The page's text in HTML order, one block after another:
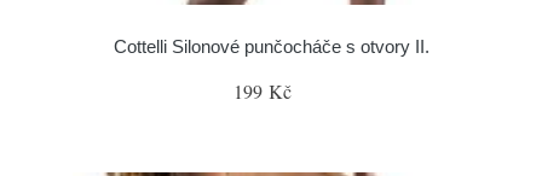
Cottelli Silonové punčocháče s otvory II.
199 Kč